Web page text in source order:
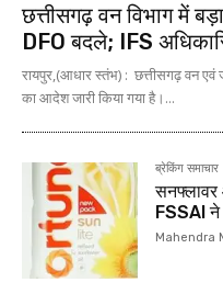
छत्तीसगढ़ वन विभाग में
DFO बदले; IFS
रायपुर,(आधार स्तंभ) : छत्तीसगढ़ वन एवं
का आदेश जारी किया गया है।...
ब्रेकिंग समाचार
FSSAI ने
Mahendra